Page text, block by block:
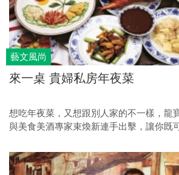
藝文風尚
來一桌 貴婦私房年夜菜
想吃年夜菜，又想跟別人家的不一樣，龍
與美食美酒專家束煥新連手出擊，讓你既
董事長張麗莉，滿心期待春節的來臨，因
放鬆的十天，舉家將搭機到美國波士頓公